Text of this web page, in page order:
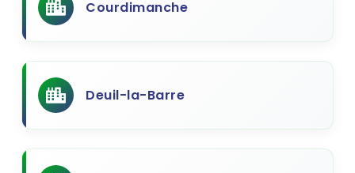
Courdimanche
Deuil-la-Barre